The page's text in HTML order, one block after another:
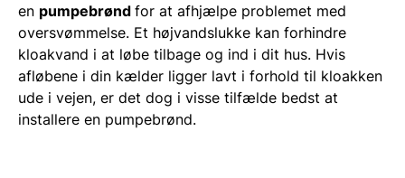
en pumpebrønd for at afhjælpe problemet med
oversvømmelse. Et højvandslukke kan forhindre
kloakvand i at løbe tilbage og ind i dit hus. Hvis
afløbene i din kælder ligger lavt i forhold til kloakken
ude i vejen, er det dog i visse tilfælde bedst at
installere en pumpebrønd.